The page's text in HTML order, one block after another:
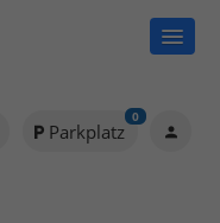
Parkplatz
0